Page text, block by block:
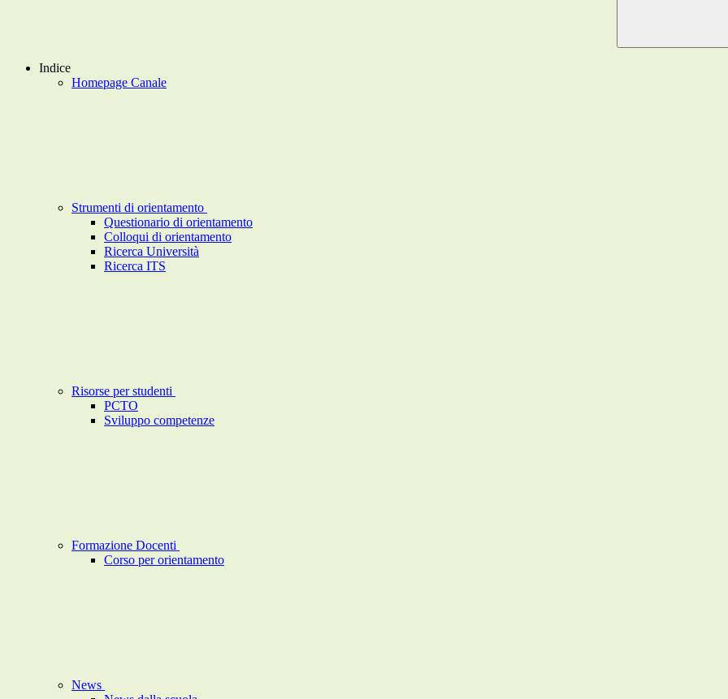
Indice
Homepage Canale
Strumenti di orientamento
Questionario di orientamento
Colloqui di orientamento
Ricerca Università
Ricerca ITS
Risorse per studenti
PCTO
Sviluppo competenze
Formazione Docenti
Corso per orientamento
News